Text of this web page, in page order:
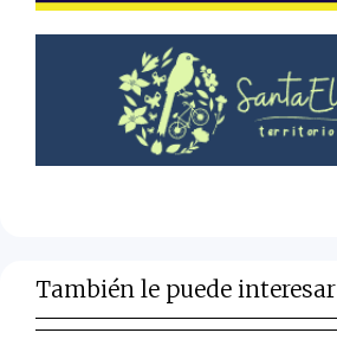
También le puede interesar